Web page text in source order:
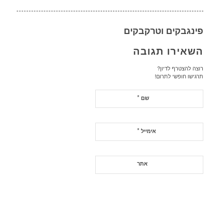
פינגבקים וטרקבקים
השאירו תגובה
רוצה להצטרף לדיון?
תרגישו חופשי לתרום!
שם*
אימייל*
אתר